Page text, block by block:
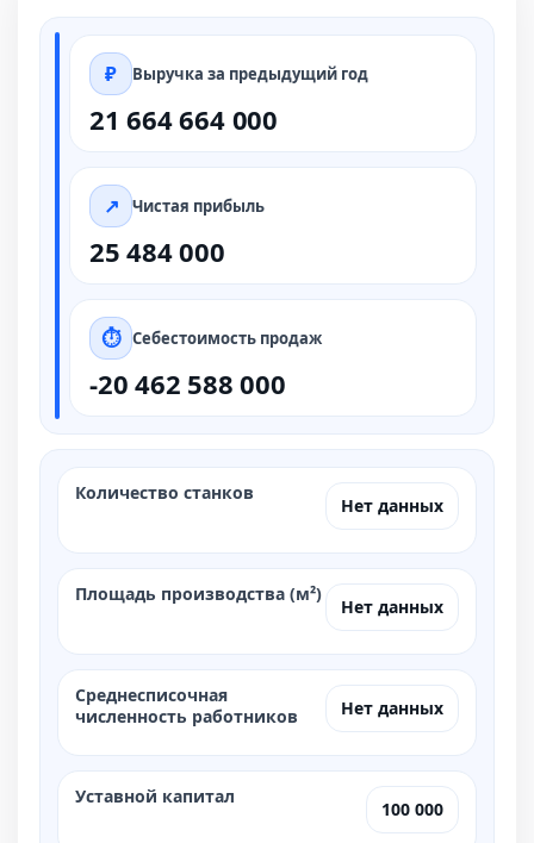
Выручка за предыдущий год
21 664 664 000
Чистая прибыль
25 484 000
Себестоимость продаж
-20 462 588 000
Количество станков
Нет данных
Площадь производства (м²)
Нет данных
Среднесписочная
численность работников
Нет данных
Уставной капитал
100 000